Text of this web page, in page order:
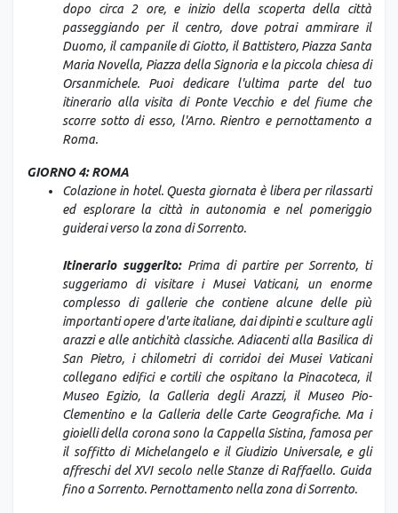
dopo circa 2 ore, e inizio della scoperta della città
passeggiando per il centro, dove potrai ammirare il
Duomo, il campanile di Giotto, il Battistero, Piazza Santa
Maria Novella, Piazza della Signoria e la piccola chiesa di
Orsanmichele. Puoi dedicare l'ultima parte del tuo
itinerario alla visita di Ponte Vecchio e del fiume che
scorre sotto di esso, l'Arno. Rientro e pernottamento a
Roma.
GIORNO 4: ROMA
Colazione in hotel. Questa giornata è libera per rilassarti
ed esplorare la città in autonomia e nel pomeriggio
guiderai verso la zona di Sorrento.
Itinerario suggerito:Prima di partire per Sorrento, ti
suggeriamo di visitare i Musei Vaticani, un enorme
complesso di gallerie che contiene alcune delle più
importanti opere d'arte italiane, dai dipinti e sculture agli
arazzi e alle antichità classiche. Adiacenti alla Basilica di
San Pietro, i chilometri di corridoi dei Musei Vaticani
collegano edifici e cortili che ospitano la Pinacoteca, il
Museo Egizio, la Galleria degli Arazzi, il Museo Pio-
Clementino e la Galleria delle Carte Geografiche. Ma i
gioielli della corona sono la Cappella Sistina, famosa per
il soffitto di Michelangelo e il Giudizio Universale, e gli
affreschi del XVI secolo nelle Stanze di Raffaello. Guida
fino a Sorrento. Pernottamento nella zona di Sorrento.